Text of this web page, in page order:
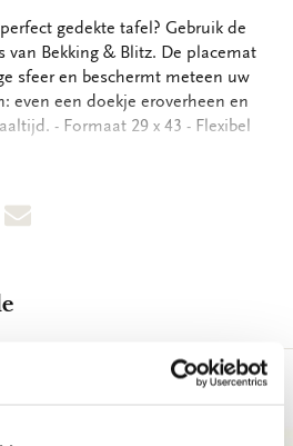
gedekte tafel? Gebruik de
van Bekking & Blitz. De placemat
sfeer en beschermt meteen uw
even een doekje eroverheen en
- Formaat 29 x 43 - Flexibel
DeelDeel